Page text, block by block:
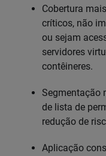
Cobertura
críticos, não
ou sejam
servidores
contêineres.
Segmentação
de lista de
redução de
Aplicação